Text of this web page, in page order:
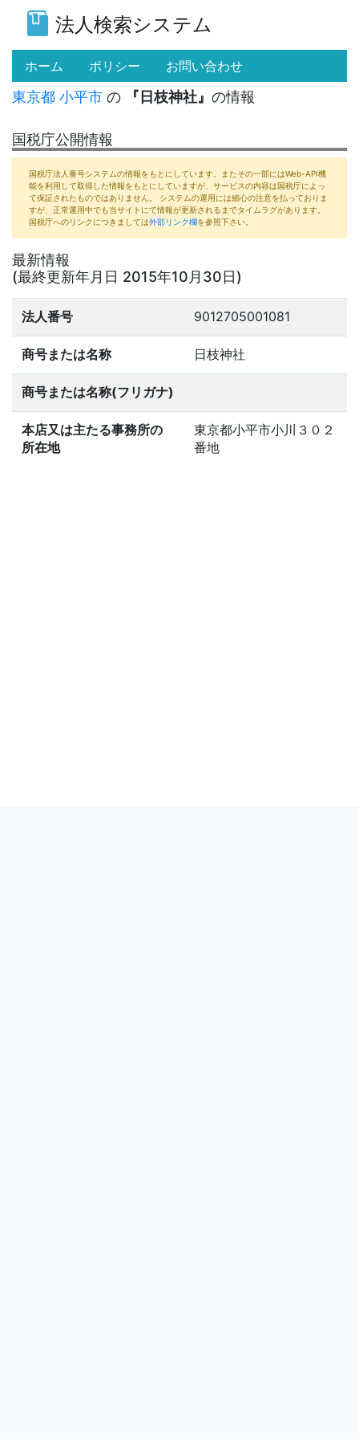
法人検索システム
ホーム (current)
ポリシー お問い合わせ
東京都 小平市 の 『日枝神社』 の情報
国税庁公開情報
国税庁法人番号システムの情報をもとにしています。またその一部にはWeb-API機
能を利用して取得した情報をもとにしていますが、サービスの内容は国税庁によっ
て保証されたものではありません。 システムの運用には細心の注意を払っておりま
すが、正常運用中でも当サイトにて情報が更新されるまでタイムラグがあります。
国税庁へのリンクにつきましては外部リンク欄を参照下さい。
最新情報
(最終更新年月日 2015年10月30日)
法人番号 9012705001081
商号または名称 日枝神社
商号または名称(フリガナ)
本店又は主たる事務所の
所在地
東京都小平市小川３０２
番地